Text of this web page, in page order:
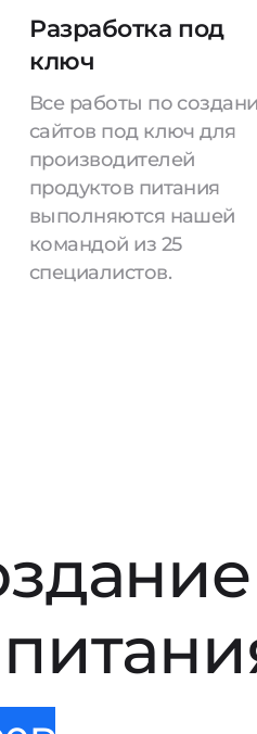
Разработка под
ключ
Все работы по
сайтов под ключ для
производителей
продуктов питания
выполняются нашей
командой из 25
специалистов.